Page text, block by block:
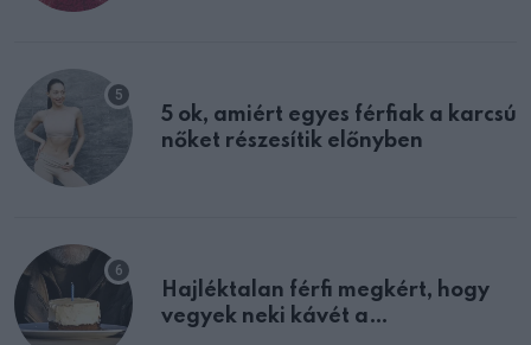
5 ok, amiért egyes férfiak a karcsú
nőket részesítik előnyben
Hajléktalan férfi megkért, hogy
vegyek neki kávét a